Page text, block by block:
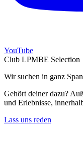
YouTube
Club LPMBE Selection
Wir suchen in ganz
Gehört deiner dazu?
und Erlebnisse,
Lass uns reden